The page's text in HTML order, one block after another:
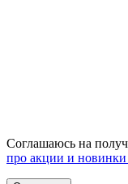
Соглашаюсь на
про акции и